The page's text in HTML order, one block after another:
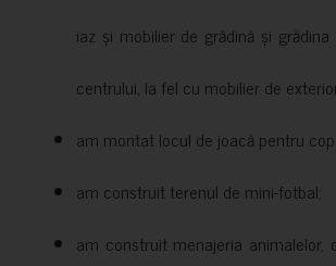
iaz și mobilier de grădină și
centrului, la fel cu mobilier de
am montat locul de joacă pentru
am construit terenul de mini-fotbal;
am construit menajeria animalelor,